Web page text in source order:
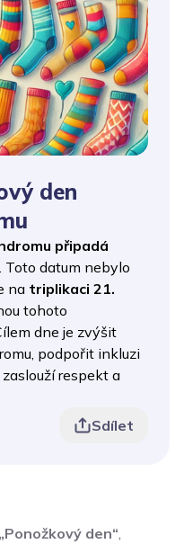
den
připadá
. Toto datum nebylo
na triplikaci 21.
tohoto
dne je zvýšit
podpořit inkluzi
respekt a
Sdílet
„Ponožkový den“,